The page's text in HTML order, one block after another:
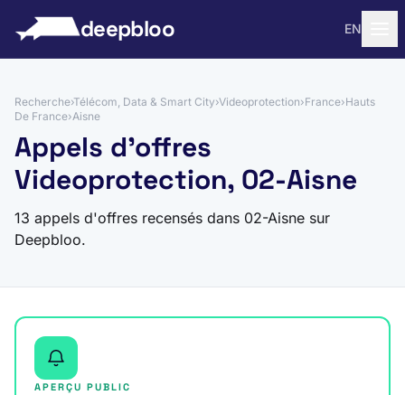
deepbloo EN
Recherche›Télécom, Data & Smart City›Videoprotection›France›Hauts
De France›Aisne
Appels d'offres
Videoprotection, 02-Aisne
13 appels d'offres recensés dans 02-Aisne sur
Deepbloo.
APERÇU PUBLIC